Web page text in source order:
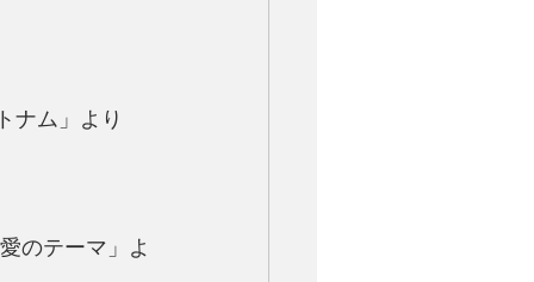
ナム」より
のテーマ」よ